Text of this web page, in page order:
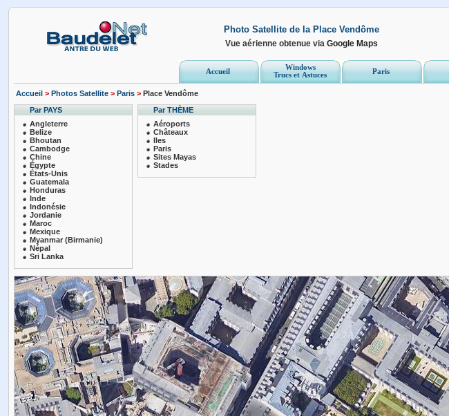
Photo Satellite de la Place Vendôme
Vue aérienne obtenue viaGoogle Maps
Accueil
Windows
Trucs et Astuces
Paris
Accueil > Photos Satellite > Paris > Place Vendôme
Par PAYS
Angleterre
Belize
Bhoutan
Cambodge
Chine
Égypte
États-Unis
Guatemala
Honduras
Inde
Indonésie
Jordanie
Maroc
Mexique
Myanmar (Birmanie)
Népal
Sri Lanka
Par THÈME
Aéroports
Châteaux
Iles
Paris
Sites Mayas
Stades